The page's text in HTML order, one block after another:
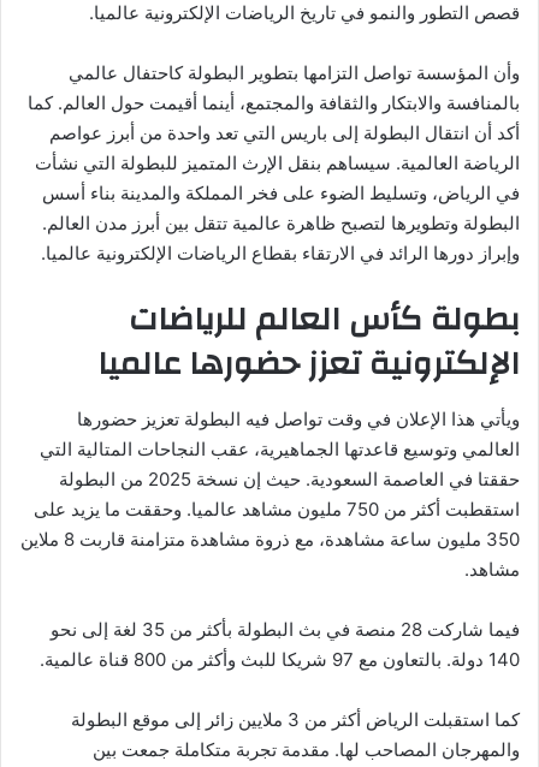
قصص التطور والنمو في تاريخ الرياضات الإلكترونية عالميا.
وأن المؤسسة تواصل التزامها بتطوير البطولة كاحتفال عالمي
بالمنافسة والابتكار والثقافة والمجتمع، أينما أقيمت حول العالم. كما
أكد أن انتقال البطولة إلى باریس التي تعد واحدة من أبرز عواصم
الرياضة العالمية. سیساهم بنقل الإرث المتميز للبطولة التي نشأت
في الرياض، وتسليط الضوء على فخر المملكة والمدينة بناء أسس
البطولة وتطويرها لتصبح ظاهرة عالمية تتقل بين أبرز مدن العالم.
وإبراز دورها الرائد في الارتقاء بقطاع الرياضات الإلكترونية عالميا.
بطولة كأس العالم للرياضات
الإلكترونية تعزز حضورها عالميا
ويأتي هذا الإعلان في وقت تواصل فيه البطولة تعزیز حضورها
العالمي وتوسيع قاعدتها الجماهيرية، عقب النجاحات المتالية التي
حققتا في العاصمة السعودية. حيث إن نسخة 2025 من البطولة
استقطبت أكثر من 750 مليون مشاهد عالميا. وحققت ما يزيد على
350 مليون ساعة مشاهدة، مع ذروة مشاهدة متزامنة قاربت 8 ملاین
مشاهد.
فيما شارکت 28 منصة في بث البطولة بأكثر من 35 لغة إلى نحو
140 دولة. بالتعاون مع 97 شریكا للبث وأكثر من 800 قناة عالمية.
کما استقبلت الرياض أكثر من 3 ملايين زائر إلى موقع البطولة
والمهرجان المصاحب لها. مقدمة تجربة متكاملة جمعت بين